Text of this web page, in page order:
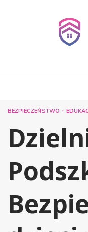
BEZPIECZEŃSTWO